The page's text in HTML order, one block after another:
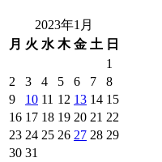
2023年1月
月 火 水 木 金 土 日
1
2
3 4 5 6 7
8
9
10 11 12 13 14 15
16 17 18 19 20 21 22
23 24 25 26 27 28 29
30 31